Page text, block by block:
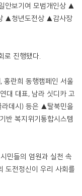
안보기여 모범개인상 ▲
▲청년도전상 ▲감사장
로 진행됐다.
홍란희 동행캠페인 서울
대 대표, 남라 싯디카 고
라데시) 등은 ▲탈북민을
반 복지위기통합시스템
민들의 염원과 실천 속
도전정신이 우리 사회를